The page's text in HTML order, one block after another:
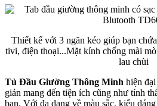
Thiết kế với 3 ngăn kéo giúp bạn
tivi, điện thoại...Mặt kính chống mài
lau chùi
Tủ Đầu Giường Thông Minh hiện
giản mang đến tiện ích cũng như tính
bạn. Với đa dạng về màu sắc, kiểu